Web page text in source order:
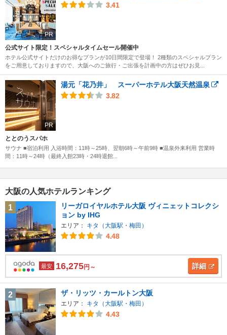
PR
3.41
公式サイト限定！スペシャルタイムセール開催中
ホテル公式サイトだけのお得なプランが10日間限定で登場！ 2種類のスペシャルプラン
をご用意しておりますので、大阪へのご旅行・ご出張を計画中の方はぜひお見...
PR
湯元「花乃井」 スーパーホテル大阪天然温泉
3.82
ととのうスパホ
サウナ ■宿泊利用 入浴時間：11時～25時、翌朝6時～午前9時 ■温泉外来利用 営業時
間：11時～24時（最終入館23時・24時退館...
大阪の人気ホテルランキング
1
リーガロイヤルホテル大阪 ヴィニェットコレクシ
ョン by IHG
エリア： キタ（大阪駅・梅田）
4.48
最安 16,275円～ 詳細
2 ザ・リッツ・カールトン大阪
エリア： キタ（大阪駅・梅田）
4.43